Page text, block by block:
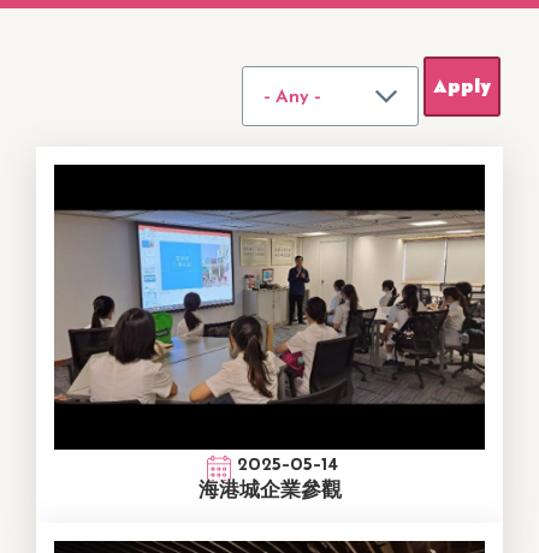
2025-05-14
海港城企業參觀